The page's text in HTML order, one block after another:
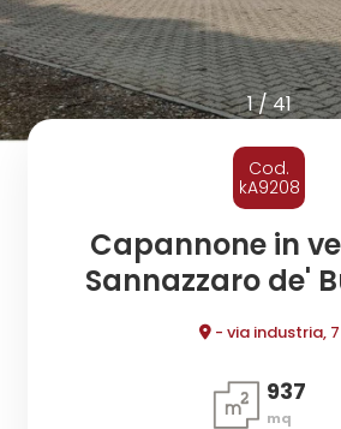
1/41
Cod.
kA9208
Capannone in
Sannazzaro de'
- via industria, 7
937
mq
NEWS
CONTATTI
Scegli
dove
cercare
Comune